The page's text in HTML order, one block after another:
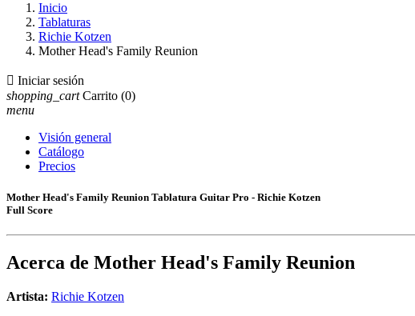
Inicio
Tablaturas
Richie Kotzen
Mother Head's Family Reunion
 Iniciar sesión
shopping_cart Carrito (0)
menu
Visión general
Catálogo
Precios
Mother Head's Family Reunion Tablatura Guitar Pro - Richie Kotzen
Full Score
Acerca de Mother Head's Family Reunion
Artista: Richie Kotzen